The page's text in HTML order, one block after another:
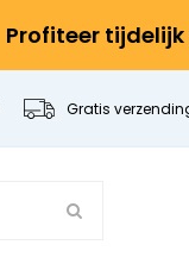
Profiteer tijdelijk
Gratis